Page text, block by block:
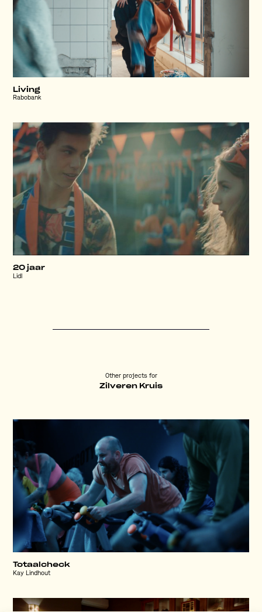
Living
Rabobank
20 jaar
Lidl
Other projects for
Zilveren Kruis
Totaalcheck
Kay Lindhout